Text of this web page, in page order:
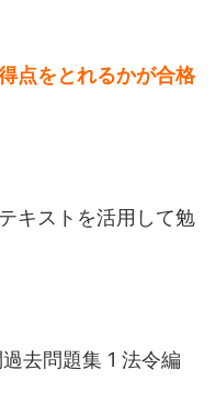
点をとれるかが合格
キストを活用して勉
去問題集 1 法令編